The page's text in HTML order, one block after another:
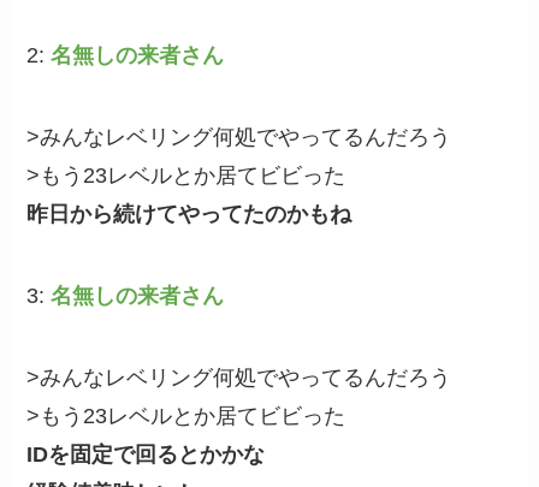
2:名無しの来者さん
>みんなレベリング何処でやってるんだろう
>もう23レベルとか居てビビった
昨日から続けてやってたのかもね
3:名無しの来者さん
>みんなレベリング何処でやってるんだろう
>もう23レベルとか居てビビった
IDを固定で回るとかかな